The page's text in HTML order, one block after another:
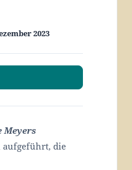
2023
Meyers
die